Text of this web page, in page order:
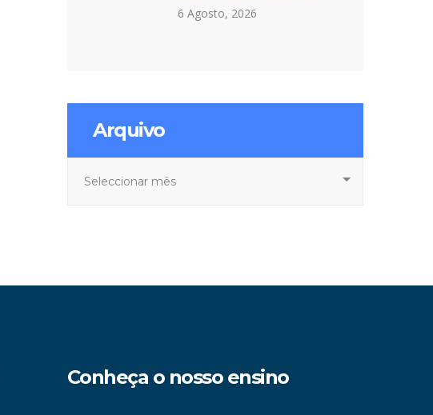
6 Agosto, 2026
Arquivo
Conheça o nosso ensino